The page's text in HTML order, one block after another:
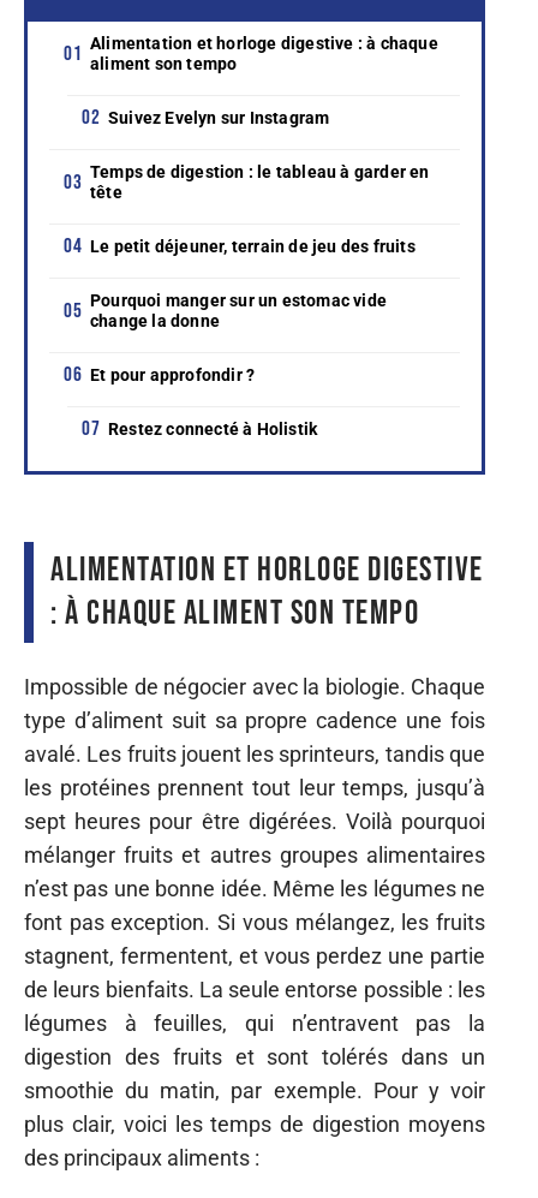
Alimentation et horloge digestive : à chaque
aliment son tempo
Suivez Evelyn sur Instagram
Temps de digestion : le tableau à garder en
tête
Le petit déjeuner, terrain de jeu des fruits
Pourquoi manger sur un estomac vide
change la donne
Et pour approfondir ?
Restez connecté à Holistik
Alimentation et horloge digestive
: à chaque aliment son tempo
Impossible de négocier avec la biologie. Chaque
type d’aliment suit sa propre cadence une fois
avalé. Les fruits jouent les sprinteurs, tandis que
les protéines prennent tout leur temps, jusqu’à
sept heures pour être digérées. Voilà pourquoi
mélanger fruits et autres groupes alimentaires
n’est pas une bonne idée. Même les légumes ne
font pas exception. Si vous mélangez, les fruits
stagnent, fermentent, et vous perdez une partie
de leurs bienfaits. La seule entorse possible : les
légumes à feuilles, qui n’entravent pas la
digestion des fruits et sont tolérés dans un
smoothie du matin, par exemple. Pour y voir
plus clair, voici les temps de digestion moyens
des principaux aliments :